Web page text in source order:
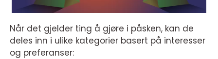
Når det gjelder ting å gjøre i påsken, kan de
deles inn i ulike kategorier basert på interesser
og preferanser: